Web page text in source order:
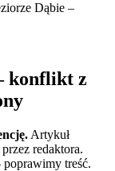
Dąbie –
konflikt z
Artykuł
redaktora.
treść.